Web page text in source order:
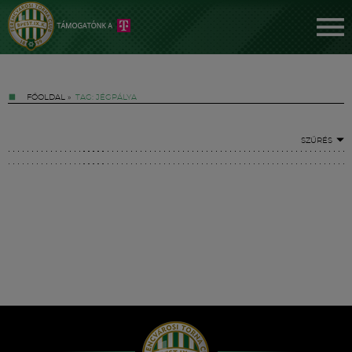
FŐOLDAL » TAG: JÉGPÁLYA
SZŰRÉS
Hírek